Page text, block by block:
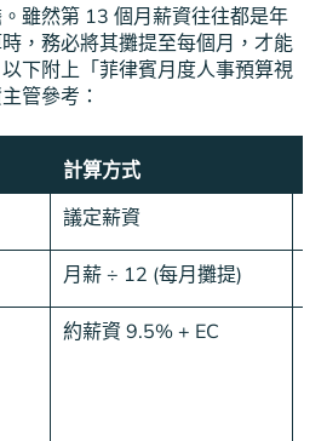
雖然第 13 個月薪資往往都是年
，務必將其攤提至每個月，才能
下附上「菲律賓月度人事預算視
管參考：
計算方式
議定薪資
月薪 ÷ 12 (每月攤提)
約薪資 9.5% + EC